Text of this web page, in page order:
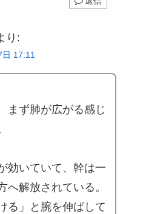
り:
17:11
まず肺が広がる感じ
効いていて、幹は一
へ解放されている。
る」と腕を伸ばして